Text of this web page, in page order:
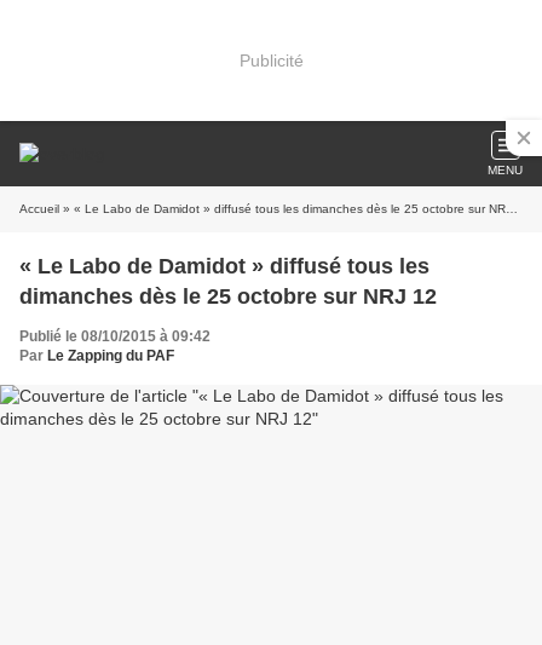
Publicité
MENU
Accueil » « Le Labo de Damidot » diffusé tous les dimanches dès le 25 octobre sur NRJ 12
« Le Labo de Damidot » diffusé tous les
dimanches dès le 25 octobre sur NRJ 12
Publié le 08/10/2015 à 09:42
Par Le Zapping du PAF